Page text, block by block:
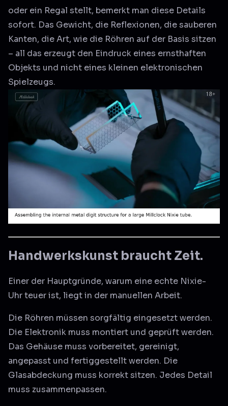
oder ein Regal stellt, bemerkt man diese Details
sofort. Das Gewicht, die Reflexionen, die sauberen
Kanten, die Art, wie die Röhren auf der Basis sitzen
– all das erzeugt den Eindruck eines ernsthaften
Objekts und nicht eines kleinen elektronischen
Spielzeugs.
Handwerkskunst braucht Zeit.
Einer der Hauptgründe, warum eine echte Nixie-
Uhr teuer ist, liegt in der manuellen Arbeit.
Die Röhren müssen sorgfältig eingesetzt werden.
Die Elektronik muss montiert und geprüft werden.
Das Gehäuse muss vorbereitet, gereinigt,
angepasst und fertiggestellt werden. Die
Glasabdeckung muss korrekt sitzen. Jedes Detail
muss zusammenpassen.